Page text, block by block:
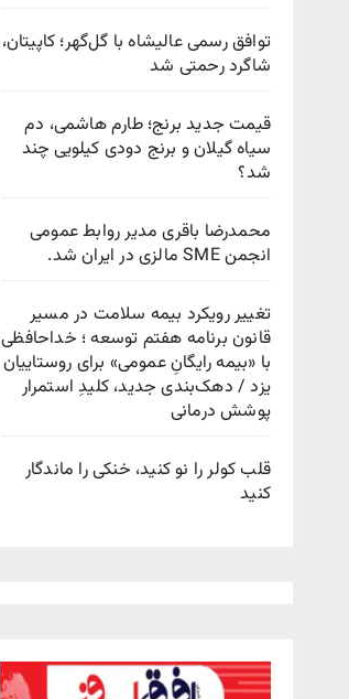
توافق رسمی عالیشاه با گل‌گهر؛ کاپیتان،
شاگرد رحمتی شد
قیمت جدید برنج؛ طارم هاشمی، دم
سیاه گیلان و برنج دودی کیلویی چند
شد؟
محمدرضا باقری مدیر روابط عمومی
انجمن SME مالزی در ایران شد.
تغییر رویکرد بیمه سلامت در مسیر
قانون برنامه هفتم توسعه ؛ خداحافظی
با «بیمه رایگانِ عمومی» برای روستاییان
یزد / دهک‌بندی جدید، کلیدِ استمرار
پوشش درمانی
قلب کولر را نو کنید، خنکی را ماندگار
کنید